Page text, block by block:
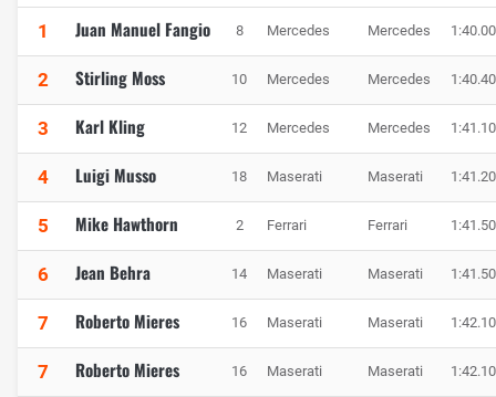
1 Juan Manuel Fangio 8 Mercedes Mercedes
2 Stirling Moss 10 Mercedes Mercedes
3 Karl Kling 12 Mercedes Mercedes
4 Luigi Musso 18 Maserati Maserati
5 Mike Hawthorn 2 Ferrari Ferrari
6 Jean Behra 14 Maserati Maserati
7 Roberto Mieres 16 Maserati Maserati
7 Roberto Mieres 16 Maserati Maserati